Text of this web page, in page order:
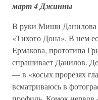
март 4 Джинны
В руки Миши Данилова
«Тихого Дона». В нем
Ермакова, прототипа
спрашивает Данилов.
— в «косых прорезях
всматриваюсь в